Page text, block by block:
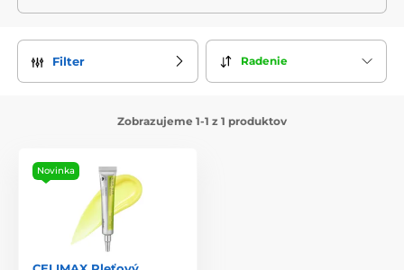
Filter Radenie
Zobrazujeme 1-1 z 1 produktov
Novinka